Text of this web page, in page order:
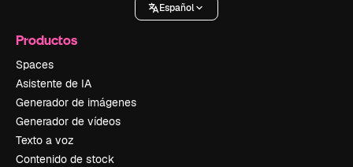
Español
Productos
Spaces
Asistente de IA
Generador de imágenes
Generador de vídeos
Texto a voz
Contenido de stock